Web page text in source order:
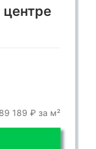
404 762 ₽ за м²